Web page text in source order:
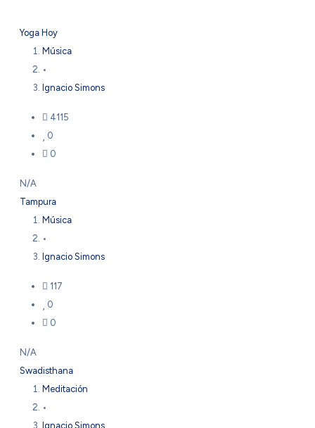
Yoga Hoy
Música
•
Ignacio Simons
4115
0
0
N/A
Tampura
Música
•
Ignacio Simons
117
0
0
N/A
Swadisthana
Meditación
•
Ignacio Simons